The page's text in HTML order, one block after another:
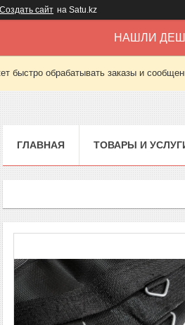
Создать сайт на Satu.kz
НАШЛИ
быстро обрабатывать заказы и
ГЛАВНАЯ ТОВАРЫ И